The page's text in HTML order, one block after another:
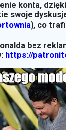
konta,
swoje
), co trafi
bez
https://